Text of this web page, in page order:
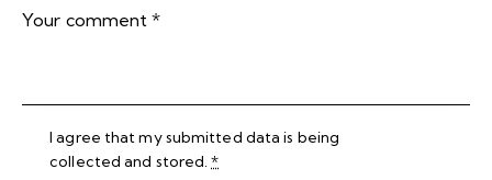
I agree that my submitted data is being
collected and stored .*